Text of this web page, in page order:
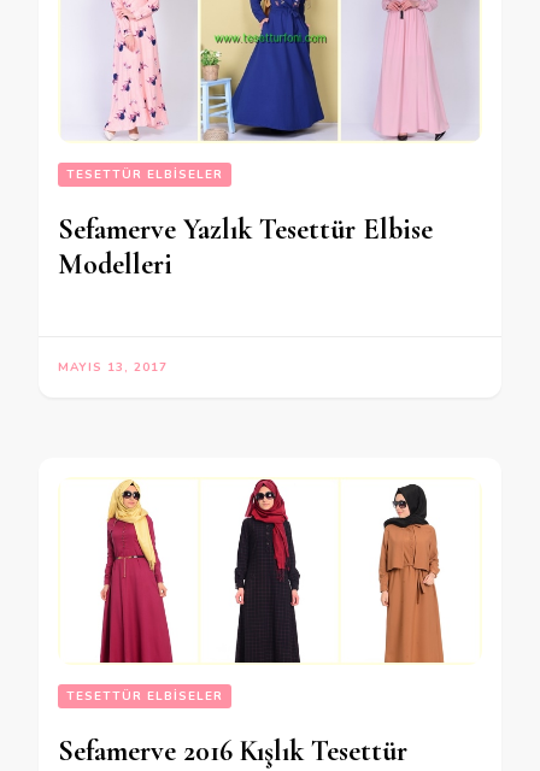
TESETTÜR ELBISELER
Sefamerve Yazlık Tesettür Elbise
Modelleri
MAYIS 13, 2017
TESETTÜR ELBISELER
Sefamerve 2016 Kışlık Tesettür